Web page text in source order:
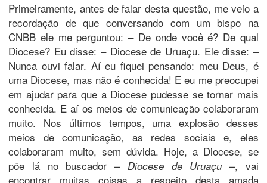
Primeiramente, antes de falar desta questão, me veio a
recordação de que conversando com um bispo na
CNBB ele me perguntou: – De onde você é? De qual
Diocese? Eu disse: – Diocese de Uruaçu. Ele disse: –
Nunca ouvi falar. Aí eu fiquei pensando: meu Deus, é
uma Diocese, mas não é conhecida! E eu me preocupei
em ajudar para que a Diocese pudesse se tornar mais
conhecida. E aí os meios de comunicação colaboraram
muito. Nos últimos tempos, uma explosão desses
meios de comunicação, as redes sociais e, eles
colaboraram muito, sem dúvida. Hoje, a Diocese, se
põe lá no buscador – Diocese de Uruaçu–, vai
encontrar muitas coisas a respeito desta amada